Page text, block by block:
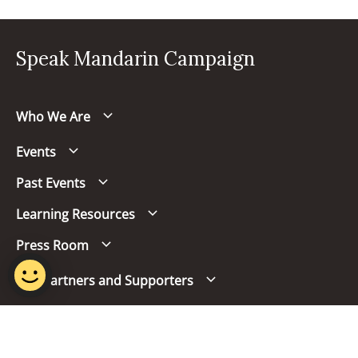
Speak Mandarin Campaign
Who We Are
Events
Past Events
Learning Resources
Press Room
Our Partners and Supporters